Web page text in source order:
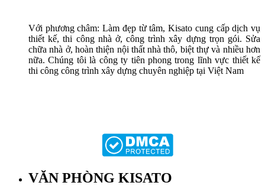
Với phương châm: Làm đẹp từ tâm, Kisato cung cấp dịch vụ
thiết kế, thi công nhà ở, công trình xây dựng trọn gói. Sửa
chữa nhà ở, hoàn thiện nội thất nhà thô, biệt thự và nhiều hơn
nữa. Chúng tôi là công ty tiên phong trong lĩnh vực thiết kế
thi công công trình xây dựng chuyên nghiệp tại Việt Nam
VĂN PHÒNG KISATO